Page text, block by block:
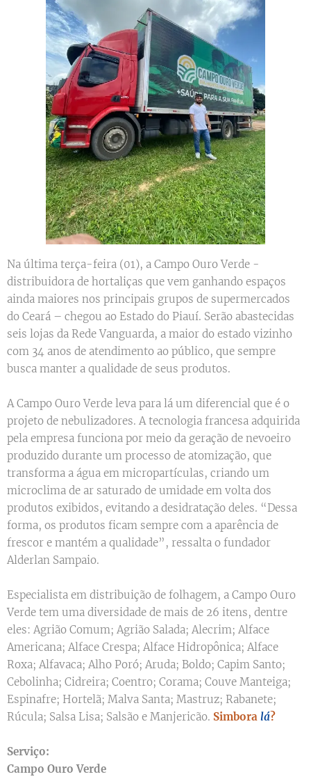
Na última terça-feira (01), a Campo Ouro Verde -
distribuidora de hortaliças que vem ganhando espaços
ainda maiores nos principais grupos de supermercados
do Ceará – chegou ao Estado do Piauí. Serão abastecidas
seis lojas da Rede Vanguarda, a maior do estado vizinho
com 34 anos de atendimento ao público, que sempre
busca manter a qualidade de seus produtos.
A Campo Ouro Verde leva para lá um diferencial que é o
projeto de nebulizadores. A tecnologia francesa adquirida
pela empresa funciona por meio da geração de nevoeiro
produzido durante um processo de atomização, que
transforma a água em micropartículas, criando um
microclima de ar saturado de umidade em volta dos
produtos exibidos, evitando a desidratação deles. “Dessa
forma, os produtos ficam sempre com a aparência de
frescor e mantém a qualidade”, ressalta o fundador
Alderlan Sampaio.
Especialista em distribuição de folhagem, a Campo Ouro
Verde tem uma diversidade de mais de 26 itens, dentre
eles: Agrião Comum; Agrião Salada; Alecrim; Alface
Americana; Alface Crespa; Alface Hidropônica; Alface
Roxa; Alfavaca; Alho Poró; Aruda; Boldo; Capim Santo;
Cebolinha; Cidreira; Coentro; Corama; Couve Manteiga;
Espinafre; Hortelã; Malva Santa; Mastruz; Rabanete;
Rúcula; Salsa Lisa; Salsão e Manjericão. Simbora lá?
Serviço:
Campo Ouro Verde